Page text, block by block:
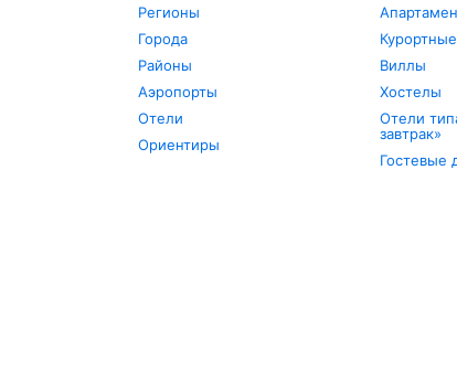
Регионы
Города
Районы
Аэропорты
Отели
Ориентиры
Виллы
Хостелы
Отели
завтрак»
Гостевые